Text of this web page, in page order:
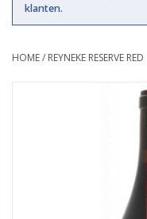
Assortiment
klanten.
HOME/ REYNEKE RESERVE RED